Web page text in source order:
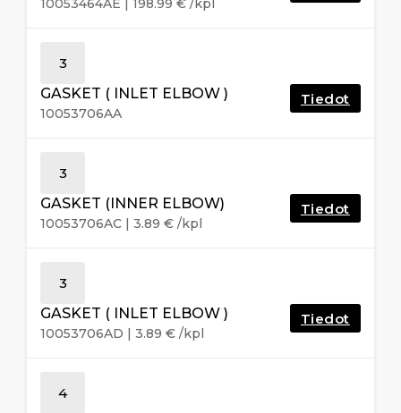
10053464AE | 198.99 € /kpl
3
GASKET ( INLET ELBOW )
10053706AA
Tiedot
3
GASKET (INNER ELBOW)
10053706AC | 3.89 € /kpl
Tiedot
3
GASKET ( INLET ELBOW )
10053706AD | 3.89 € /kpl
Tiedot
4